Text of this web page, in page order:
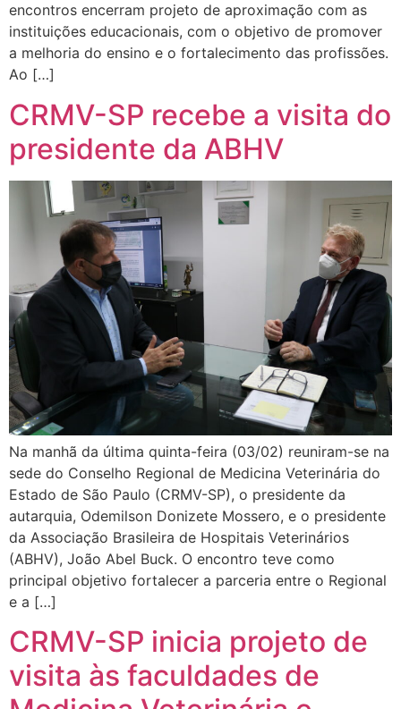
encontros encerram projeto de aproximação com as
instituições educacionais, com o objetivo de promover
a melhoria do ensino e o fortalecimento das profissões.
Ao […]
CRMV-SP recebe a visita do
presidente da ABHV
Na manhã da última quinta-feira (03/02) reuniram-se na
sede do Conselho Regional de Medicina Veterinária do
Estado de São Paulo (CRMV-SP), o presidente da
autarquia, Odemilson Donizete Mossero, e o presidente
da Associação Brasileira de Hospitais Veterinários
(ABHV), João Abel Buck. O encontro teve como
principal objetivo fortalecer a parceria entre o Regional
e a […]
CRMV-SP inicia projeto de
visita às faculdades de